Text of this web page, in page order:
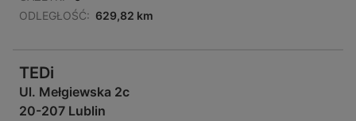
ODLEGŁOŚĆ: 629,82 km
TEDi
Ul. Mełgiewska 2c
20-207 Lublin